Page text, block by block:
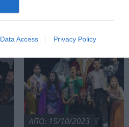
Data Access Privacy Policy
ΑΠΟ: 15/10/2023